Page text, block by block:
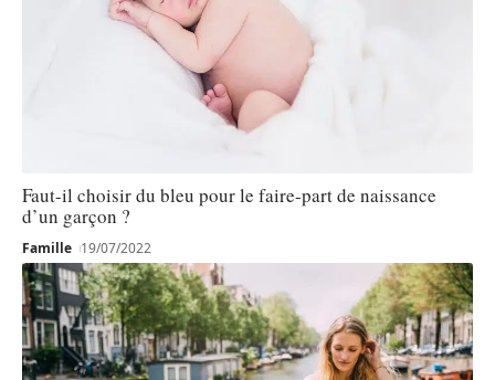
Faut-il choisir du bleu pour le faire-part de naissance
d’un garçon ?
Famille 19/07/2022